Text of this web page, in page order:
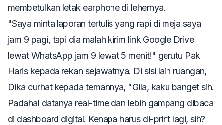
membetulkan letak earphonedi lehernya.
"Saya minta laporan tertulis yang rapi di meja saya
jam 9 pagi, tapi dia malah kirim link Google Drive
lewat WhatsApp jam 9 lewat 5 menit!" gerutu Pak
Haris kepada rekan sejawatnya. Di sisi lain ruangan,
Dika curhat kepada temannya, "Gila, kaku banget sih.
Padahal datanya real-timedan lebih gampang dibaca
di dashboard digital. Kenapa harus di-printlagi, sih?